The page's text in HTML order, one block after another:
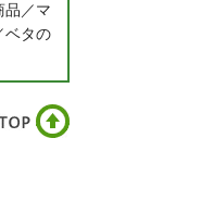
品／マ
ベタの